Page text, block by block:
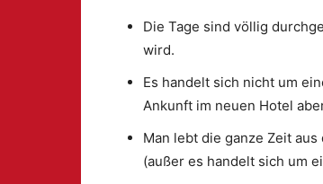
Die Tage sind völlig
wird.
Es handelt sich nicht um
Ankunft im neuen Hotel
Man lebt die ganze Zeit
(außer es handelt sich um